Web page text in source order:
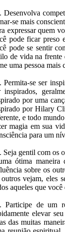
Desenvolva
se mais
expressar quem
pode ficar preso
pode se sentir
de vida na
uma pessoa mais
Permita-se ser
inspirados,
por uma
por Hilary
e todo
magia em sua
para um
Seja gentil com os
ótima maneira
sobre os
vejam, eles
aqueles que
Participe de um
elevar
das muitas